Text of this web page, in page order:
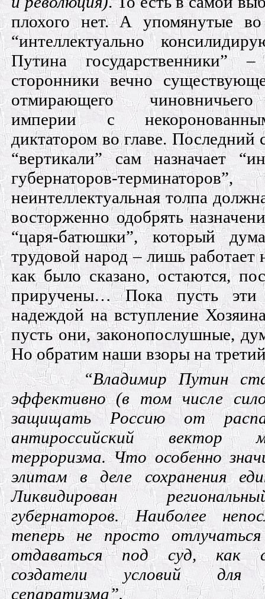
плохого нет. А упомянутые во
“интеллектуально
Путина государственники”
сторонники вечно
отмирающего чиновничьего
империи с
диктатором во главе. Последний
“вертикали” сам назначает
губернаторов-
неинтеллектуальная толпа
восторженно одобрять
“царя-батюшки”, который
трудовой народ – лишь работает
как было сказано, остаются,
приручены… Пока пусть эти
надеждой на вступление
пусть они, законопослушные,
Но обратим наши взоры на
“Владимир Путин
эффективно (в том числе
защищать Россию от
антироссийский вектор
терроризма. Что особенно
элитам в деле сохранения
Ликвидирован
губернаторов. Наиболее
теперь не просто
отдаваться под суд, как
создатели условий для
сепаратизма”.